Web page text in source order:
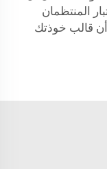
المنتظمان
قالب خوذتك